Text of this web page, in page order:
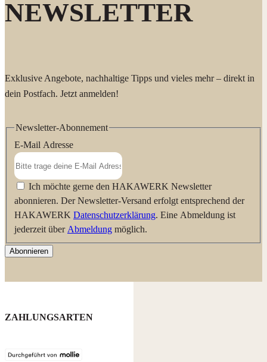
Umweltauflagen: geringe Belastung der Gewässer, Verzicht auf
gefährliche Stoffe und nachgewiesene Wirksamkeit.
NEWSLETTER
Exklusive Angebote, nachhaltige Tipps und vieles mehr – direkt in
dein Postfach. Jetzt anmelden!
Newsletter-Abonnement
E-Mail Adresse
Ich möchte gerne den HAKAWERK Newsletter
abonnieren. Der Newsletter-Versand erfolgt entsprechend der
HAKAWERK Datenschutzerklärung. Eine Abmeldung ist
jederzeit über Abmeldung möglich.
Abonnieren
ZAHLUNGSARTEN